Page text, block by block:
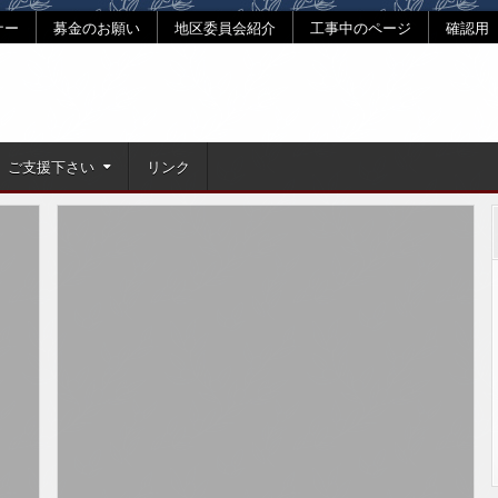
募金のお願い 地区委員会紹介 工事中のページ 確認用
ご支援下さい リンク